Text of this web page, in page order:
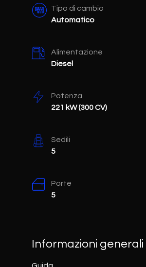
Tipo di cambio
Automatico
Alimentazione
Diesel
Potenza
221 kW (300 CV)
Sedili
5
Porte
5
Informazioni generali